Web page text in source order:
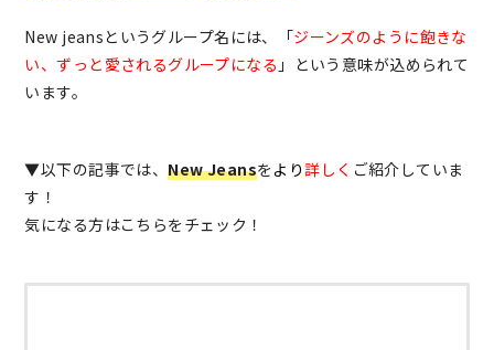
New jeansというグループ名には、「ジーンズのように飽きな
い、ずっと愛されるグループになる 」という意味が込められて
います。
▼以下の記事では、New Jeansをより詳しく ご紹介していま
す！
気になる方はこちらをチェック！